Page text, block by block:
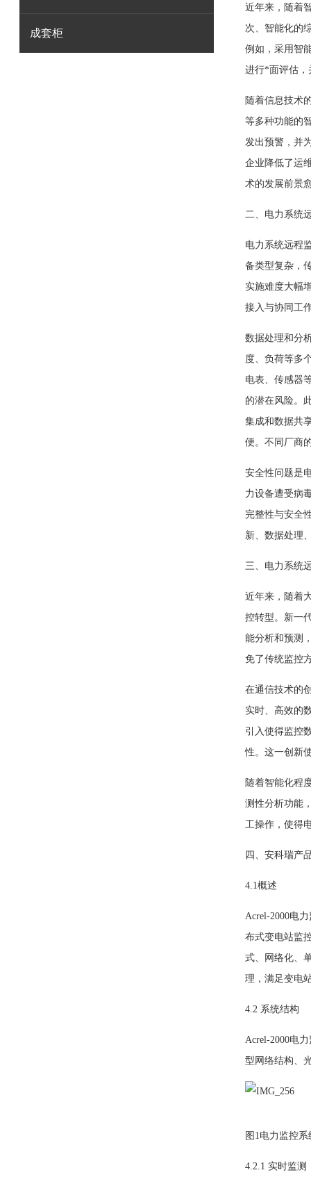
成套柜
近年来，随着
次、智能化的
例如，采用智
进行*面评估，
随着信息技术
等多种功能的
发出预警，并
企业降低了运
术的发展前景
二、电力系统
电力系统远程
备类型复杂，
实施难度大幅
接入与协同工
数据处理和分
度、负荷等多
电表、传感器
的潜在风险。
集成和数据共
便。不同厂商
安全性问题是
力设备遭受病
完整性与安全
新、数据处理
三、电力系统
近年来，随着
控转型。新一
能分析和预测
免了传统监控
在通信技术的
实时、高效的
引入使得监控
性。这一创新
随着智能化程
测性分析功能
工操作，使得
四、安科瑞产
4.1概述
Acrel-2000电
布式变电站监
式、网络化、
理，满足变电
4.2 系统结构
Acrel-2000电
型网络结构、
图1电力监控
4.2.1 实时监测